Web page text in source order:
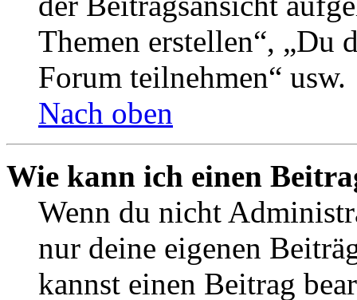
Themen erstellen“, „Du
Forum teilnehmen“ usw.
Nach oben
Wie kann ich einen
Wenn du nicht
nur deine eigenen
kannst einen Beitrag